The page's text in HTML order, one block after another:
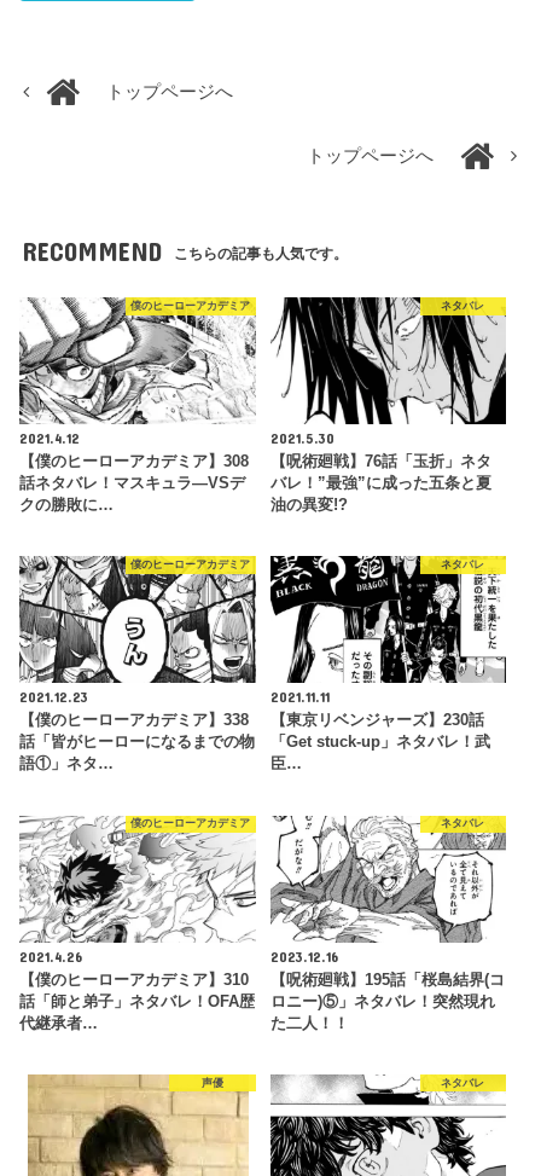
トップページへ
トップページへ
RECOMMEND こちらの記事も人気です。
僕のヒーローアカデミア
2021.4.12
【僕のヒーローアカデミア】308
話ネタバレ！マスキュラ―VSデ
クの勝敗に…
ネタバレ
2021.5.30
【呪術廻戦】76話「玉折」ネタ
バレ！”最強”に成った五条と夏
油の異変!?
僕のヒーローアカデミア
2021.12.23
【僕のヒーローアカデミア】338
話「皆がヒーローになるまでの物
語①」ネタ…
ネタバレ
2021.11.11
【東京リベンジャーズ】230話
「Get stuck-up」ネタバレ！武
臣…
僕のヒーローアカデミア
2021.4.26
【僕のヒーローアカデミア】310
話「師と弟子」ネタバレ！OFA歴
代継承者…
ネタバレ
2023.12.16
【呪術廻戦】195話「桜島結界(コ
ロニー)⑤」ネタバレ！突然現れ
た二人！！
声優 ネタバレ